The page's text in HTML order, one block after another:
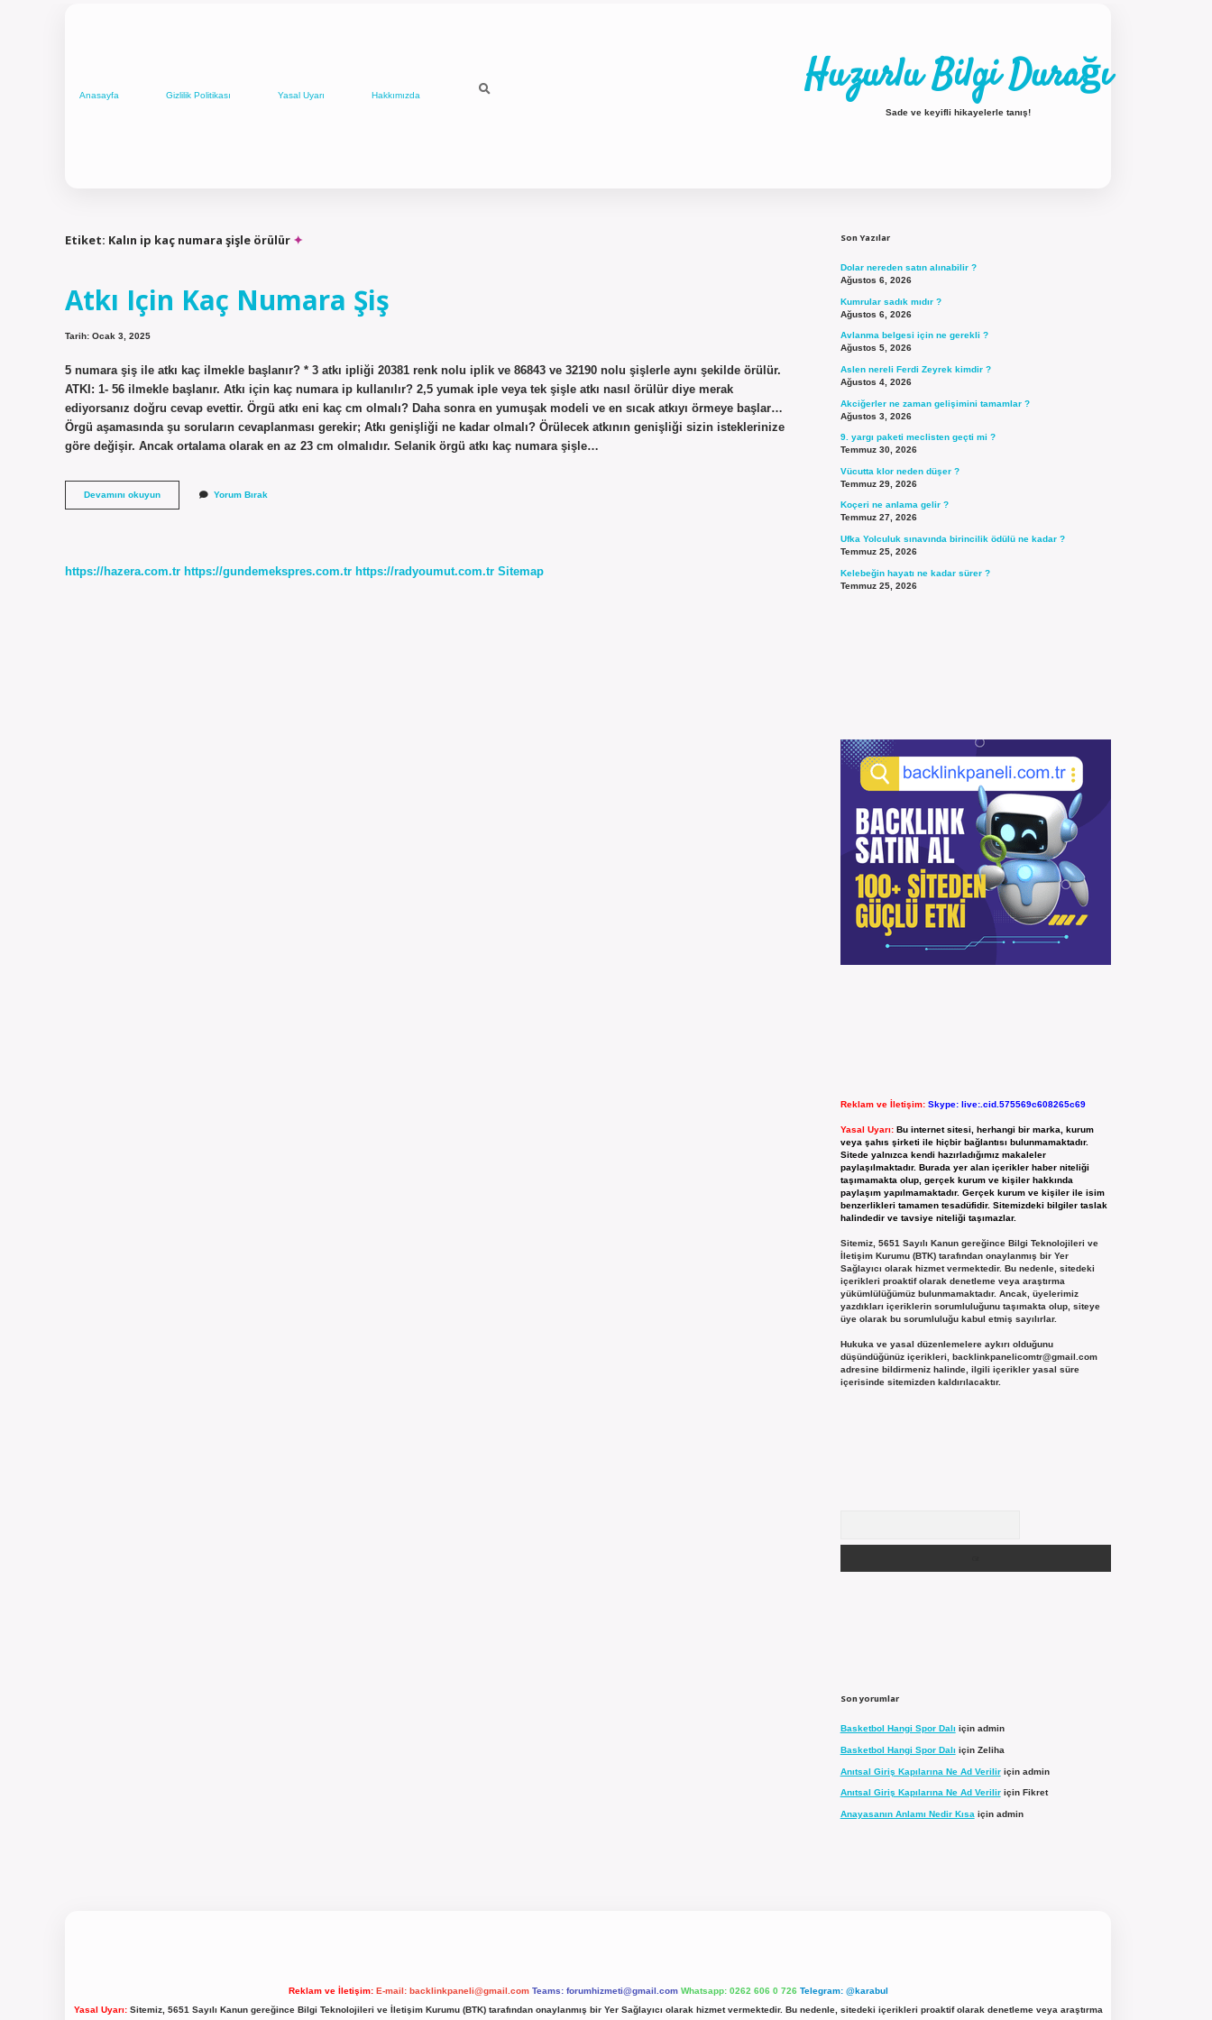
Anasayfa Gizlilik Politikası Yasal Uyarı Hakkımızda Huzurlu Bilgi Durağı
Sade ve keyifli hikayelerle tanış!
Etiket: Kalın ip kaç numara şişle örülür
Atkı Için Kaç Numara Şiş
Tarih: Ocak 3, 2025
5 numara şiş ile atkı kaç ilmekle başlanır? * 3 atkı ipliği 20381 renk nolu iplik ve 86843 ve 32190 nolu şişlerle aynı şekilde örülür.
ATKI: 1- 56 ilmekle başlanır. Atkı için kaç numara ip kullanılır? 2,5 yumak iple veya tek şişle atkı nasıl örülür diye merak
ediyorsanız doğru cevap evettir. Örgü atkı eni kaç cm olmalı? Daha sonra en yumuşak modeli ve en sıcak atkıyı örmeye başlar…
Örgü aşamasında şu soruların cevaplanması gerekir; Atkı genişliği ne kadar olmalı? Örülecek atkının genişliği sizin isteklerinize
göre değişir. Ancak ortalama olarak en az 23 cm olmalıdır. Selanik örgü atkı kaç numara şişle…
Devamını okuyunAtkı
Için
Yorum Bırak
https://hazera.com.tr https://gundemekspres.com.tr https://radyoumut.com.tr Sitemap
Son Yazılar
Dolar nereden satın alınabilir ?
Ağustos 6, 2026
Kumrular sadık mıdır ?
Ağustos 6, 2026
Avlanma belgesi için ne gerekli ?
Ağustos 5, 2026
Aslen nereli Ferdi Zeyrek kimdir ?
Ağustos 4, 2026
Akciğerler ne zaman gelişimini tamamlar ?
Ağustos 3, 2026
9. yargı paketi meclisten geçti mi ?
Temmuz 30, 2026
Vücutta klor neden düşer ?
Temmuz 29, 2026
Koçeri ne anlama gelir ?
Temmuz 27, 2026
Ufka Yolculuk sınavında birincilik ödülü ne kadar ?
Temmuz 25, 2026
Kelebeğin hayatı ne kadar sürer ?
Temmuz 25, 2026
Reklam ve İletişim: Skype: live:.cid.575569c608265c69
Yasal Uyarı: Bu internet sitesi, herhangi bir marka, kurum
veya şahıs şirketi ile hiçbir bağlantısı bulunmamaktadır.
Sitede yalnızca kendi hazırladığımız makaleler
paylaşılmaktadır. Burada yer alan içerikler haber niteliği
taşımamakta olup, gerçek kurum ve kişiler hakkında
paylaşım yapılmamaktadır. Gerçek kurum ve kişiler ile isim
benzerlikleri tamamen tesadüfidir. Sitemizdeki bilgiler taslak
halindedir ve tavsiye niteliği taşımazlar.
Sitemiz, 5651 Sayılı Kanun gereğince Bilgi Teknolojileri ve
İletişim Kurumu (BTK) tarafından onaylanmış bir Yer
Sağlayıcı olarak hizmet vermektedir. Bu nedenle, sitedeki
içerikleri proaktif olarak denetleme veya araştırma
yükümlülüğümüz bulunmamaktadır. Ancak, üyelerimiz
yazdıkları içeriklerin sorumluluğunu taşımakta olup, siteye
üye olarak bu sorumluluğu kabul etmiş sayılırlar.
Hukuka ve yasal düzenlemelere aykırı olduğunu
düşündüğünüz içerikleri, backlinkpanelicomtr@gmail.com
adresine bildirmeniz halinde, ilgili içerikler yasal süre
içerisinde sitemizden kaldırılacaktır.
Son yorumlar
Basketbol Hangi Spor Dalı için admin
Basketbol Hangi Spor Dalı için Zeliha
Anıtsal Giriş Kapılarına Ne Ad Veriliriçin admin
Anıtsal Giriş Kapılarına Ne Ad Veriliriçin Fikret
Anayasanın Anlamı Nedir Kısa için admin
Reklam ve İletişim: E-mail: backlinkpaneli@gmail.com Teams: forumhizmeti@gmail.com Whatsapp: 0262 606 0 726 Telegram: @karabul
Yasal Uyarı:Sitemiz, 5651 Sayılı Kanun gereğince Bilgi Teknolojileri ve İletişim Kurumu (BTK) tarafından onaylanmış bir Yer Sağlayıcı olarak hizmet vermektedir. Bu nedenle, sitedeki içerikleri proaktif olarak denetleme veya araştırma